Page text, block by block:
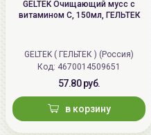
GELTEK Очищающий мусс с
витамином C, 150мл, ГЕЛЬТЕК
GELTEK ( ГЕЛЬТЕК ) (Россия)
Код: 4670014509651
57.80 руб.
в корзину